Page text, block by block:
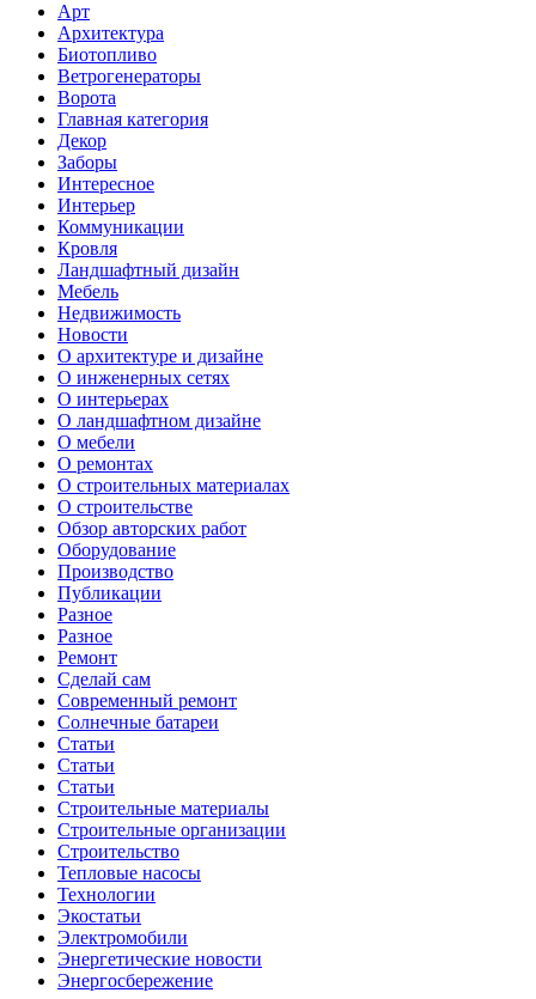
Арт
Архитектура
Биотопливо
Ветрогенераторы
Ворота
Главная категория
Декор
Заборы
Интересное
Интерьер
Коммуникации
Кровля
Ландшафтный дизайн
Мебель
Недвижимость
Новости
О архитектуре и дизайне
О инженерных сетях
О интерьерах
О ландшафтном дизайне
О мебели
О ремонтах
О строительных материалах
О строительстве
Обзор авторских работ
Оборудование
Производство
Публикации
Разное
Разное
Ремонт
Сделай сам
Современный ремонт
Солнечные батареи
Статьи
Статьи
Статьи
Строительные материалы
Строительные организации
Строительство
Тепловые насосы
Технологии
Экостатьи
Электромобили
Энергетические новости
Энергосбережение